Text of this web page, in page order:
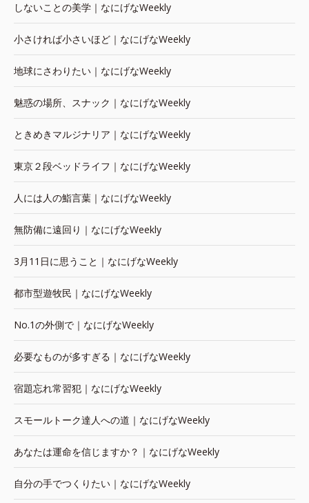
しないことの美学｜なにげなWeekly
小さければ小さいほど｜なにげなWeekly
地球にさわりたい｜なにげなWeekly
魅惑の場所、スナック｜なにげなWeekly
ときめきマルジナリア｜なにげなWeekly
東京２段ベッドライフ｜なにげなWeekly
人には人の鮨言葉｜なにげなWeekly
無防備に遠回り｜なにげなWeekly
3月11日に思うこと｜なにげなWeekly
都市型遊牧民｜なにげなWeekly
No.1の外側で｜なにげなWeekly
必要なものが多すぎる｜なにげなWeekly
宿題忘れ常習犯｜なにげなWeekly
スモールトーク達人への道｜なにげなWeekly
あなたは運命を信じますか？｜なにげなWeekly
自分の手でつくりたい｜なにげなWeekly